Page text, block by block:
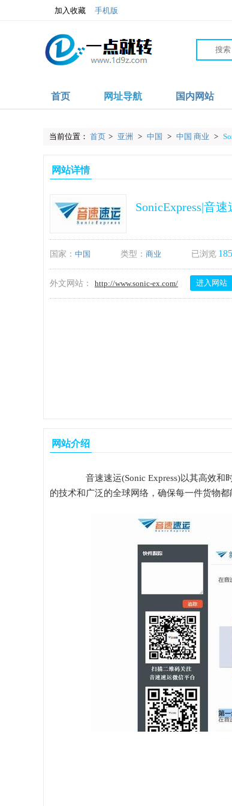
加入收藏 手机版
首页 网址导航 国内网站
当前位置： 首页 > 亚洲 > 中国 > 中国 商业 >
网站详情
SonicExpress|音
国家： 中国 类型： 商业 已浏览 185
外文网站： http://www.sonic-ex.com/ 进入网站
网站介绍
音速速运(Sonic Express)以其高效和
的技术和广泛的全球网络，确保每一件货物都